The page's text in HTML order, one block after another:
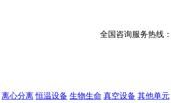
全国咨询服务热线：
离心分离 恒温设备 生物生命 真空设备 其他单元